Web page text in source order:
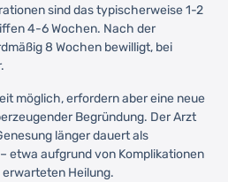
sind das typischerweise 1-2
4-6 Wochen. Nach der
8 Wochen bewilligt, bei
möglich, erfordern aber eine neue
Begründung. Der Arzt
länger dauert als
etwa aufgrund von Komplikationen
Heilung.